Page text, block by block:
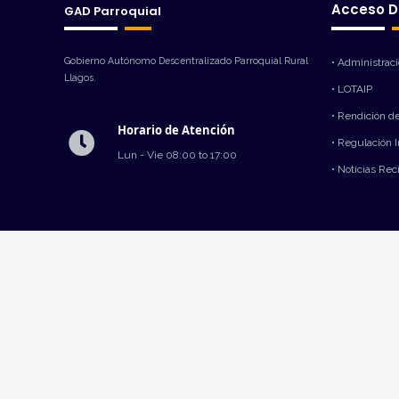
GAD Parroquial
Gobierno Autónomo Descentralizado Parroquial Rural
Llagos.
Horario de Atención
Lun - Vie 08:00 to 17:00
Acceso
•
• LOTAIP
• Rendición
• Regulación
• Noticias